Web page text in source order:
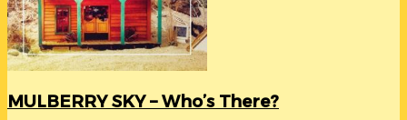
MULBERRY SKY – Who’s There?